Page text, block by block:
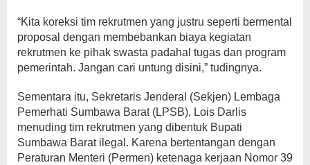
“Kita koreksi tim rekrutmen yang justru seperti bermental
proposal dengan membebankan biaya kegiatan
rekrutmen ke pihak swasta padahal tugas dan program
pemerintah. Jangan cari untung disini,” tudingnya.
Sementara itu, Sekretaris Jenderal (Sekjen) Lembaga
Pemerhati Sumbawa Barat (LPSB), Lois Darlis
menuding tim rekrutmen yang dibentuk Bupati
Sumbawa Barat ilegal. Karena bertentangan dengan
Peraturan Menteri (Permen) ketenaga kerjaan Nomor 39